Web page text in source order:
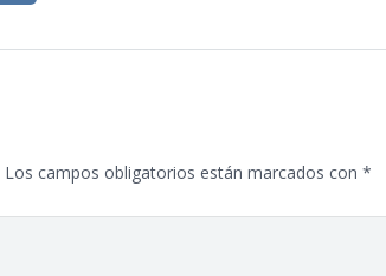
Los campos obligatorios están marcados con *